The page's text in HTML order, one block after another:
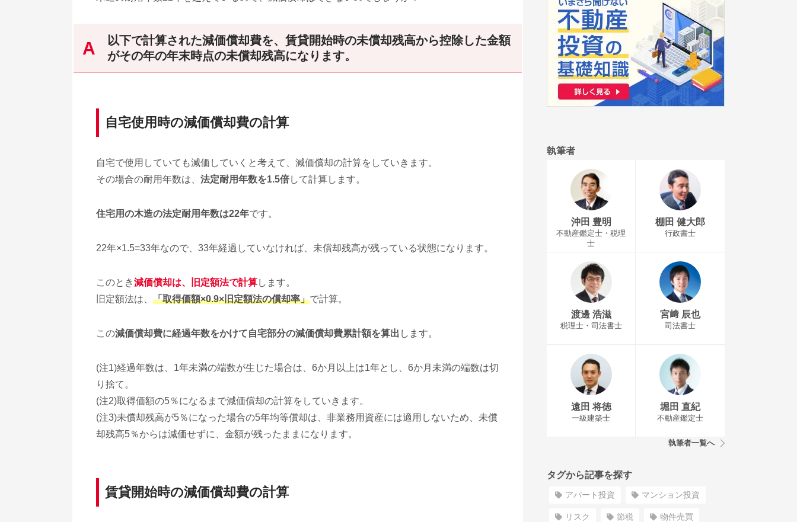
以下で計算された減価償却費を、賃貸開始時の未償却残高から控除した金額
がその年の年末時点の未償却残高になります。
自宅使用時の減価償却費の計算
自宅で使用していても減価していくと考えて、減価償却の計算をしていきます。
その場合の耐用年数は、 法定耐用年数を1.5倍して計算します。
住宅用の木造の法定耐用年数は22年です。
22年×1.5=33年なので、33年経過していなければ、未償却残高が残っている状態になります。
このとき減価償却は、旧定額法で計算します。
旧定額法は、 「取得価額×0.9×旧定額法の償却率」で計算。
この減価償却費に経過年数をかけて自宅部分の減価償却費累計額を算出 します。
(注1)経過年数は、1年未満の端数が生じた場合は、6か月以上は1年とし、6か月未満の端数は切
り捨て。
(注2)取得価額の5％になるまで減価償却の計算をしていきます。
(注3)未償却残高が5％になった場合の5年均等償却は、非業務用資産には適用しないため、未償
却残高5％からは減価せずに、金額が残ったままになります。
賃貸開始時の減価償却費の計算
執筆者
沖田 豊明
不動産鑑定士・税理
士
棚田 健大郎
行政書士
渡邊 浩滋
税理士・司法書士
宮﨑 辰也
司法書士
遠田 将徳
一級建築士
堀田 直紀
不動産鑑定士
執筆者一覧へ
タグから記事を探す
アパート投資 マンション投資
リスク 節税 物件売買